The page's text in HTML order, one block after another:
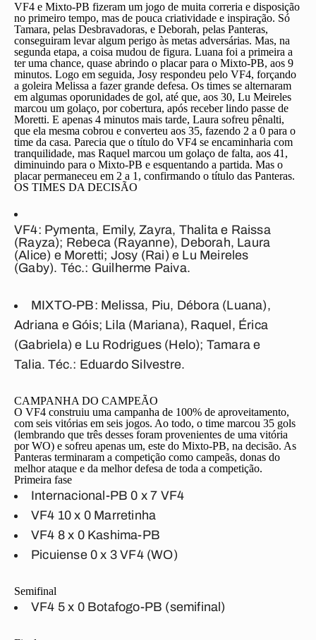
VF4 e Mixto-PB fizeram um jogo de muita correria e disposição
no primeiro tempo, mas de pouca criatividade e inspiração. Só
Tamara, pelas Desbravadoras, e Deborah, pelas Panteras,
conseguiram levar algum perigo às metas adversárias. Mas, na
segunda etapa, a coisa mudou de figura. Luana foi a primeira a
ter uma chance, quase abrindo o placar para o Mixto-PB, aos 9
minutos. Logo em seguida, Josy respondeu pelo VF4, forçando
a goleira Melissa a fazer grande defesa. Os times se alternaram
em algumas oporunidades de gol, até que, aos 30, Lu Meireles
marcou um golaço, por cobertura, após receber lindo passe de
Moretti. E apenas 4 minutos mais tarde, Laura sofreu pênalti,
que ela mesma cobrou e converteu aos 35, fazendo 2 a 0 para o
time da casa. Parecia que o título do VF4 se encaminharia com
tranquilidade, mas Raquel marcou um golaço de falta, aos 41,
diminuindo para o Mixto-PB e esquentando a partida. Mas o
placar permaneceu em 2 a 1, confirmando o título das Panteras.
OS TIMES DA DECISÃO
VF4: Pymenta, Emily, Zayra, Thalita e Raissa
(Rayza); Rebeca (Rayanne), Deborah, Laura
(Alice) e Moretti; Josy (Rai) e Lu Meireles
(Gaby). Téc.: Guilherme Paiva.
MIXTO-PB: Melissa, Piu, Débora (Luana),
Adriana e Góis; Lila (Mariana), Raquel, Érica
(Gabriela) e Lu Rodrigues (Helo); Tamara e
Talia.Téc.: Eduardo Silvestre.
CAMPANHA DO CAMPEÃO
O VF4 construiu uma campanha de 100% de aproveitamento,
com seis vitórias em seis jogos. Ao todo, o time marcou 35 gols
(lembrando que três desses foram provenientes de uma vitória
por WO) e sofreu apenas um, este do Mixto-PB, na decisão. As
Panteras terminaram a competição como campeãs, donas do
melhor ataque e da melhor defesa de toda a competição.
Primeira fase
Internacional-PB 0 x 7 VF4
VF4 10 x 0 Marretinha
VF4 8 x 0 Kashima-PB
Picuiense 0 x 3VF4(WO)
Semifinal
VF4 5 x 0 Botafogo-PB (semifinal)